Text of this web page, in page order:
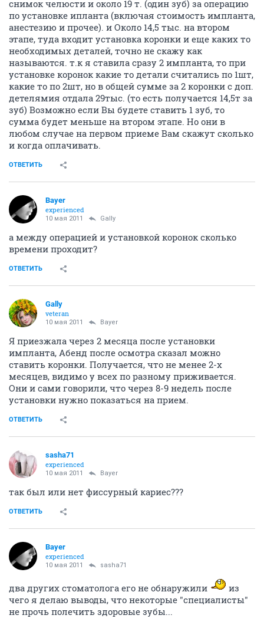
снимок челюсти и около 19 т. (один зуб) за операцию
по установке ипланта (включая стоимость импланта,
анестезию и прочее). и Около 14,5 тыс. на втором
этапе, туда входит установка коронки и еще каких то
необходимых деталей, точно не скажу как
называются. т.к я ставила сразу 2 импланта, то при
установке коронок какие то детали считались по 1шт,
какие то по 2шт, но в общей сумме за 2 коронки с доп.
детелямия отдала 29тыс. (то есть получается 14,5т за
зуб) Возможно если Вы будете ставить 1 зуб, то
сумма будет меньше на втором этапе. Но они в
любом случае на первом приеме Вам скажут сколько
и когда оплачивать.
ОТВЕТИТЬ
Bayer
experienced
10 мая 2011 Gally
а между операцией и установкой коронок сколько
времени проходит?
ОТВЕТИТЬ
Gally
veteran
10 мая 2011 Bayer
Я приезжала через 2 месяца после установки
импланта, Абенд после осмотра сказал можно
ставить коронки. Получается, что не менее 2-х
месяцев, видимо у всех по разному приживается.
Они и сами говорили, что через 8-9 недель после
установки нужно показаться на прием.
ОТВЕТИТЬ
sasha71
experienced
10 мая 2011 Bayer
так был или нет фиссурный кариес???
ОТВЕТИТЬ
Bayer
experienced
10 мая 2011 sasha71
два других стоматолога его не обнаружили
из
чего я делаю выводы, что некоторые "специалисты"
не прочь полечить здоровые зубы...